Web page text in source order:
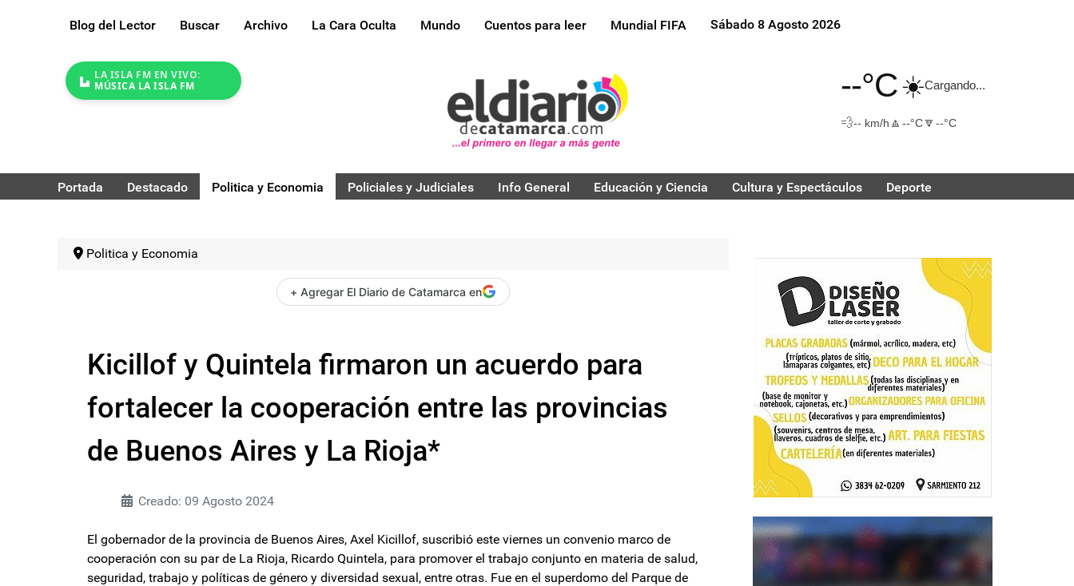
Blog del Lector Buscar Archivo La Cara Oculta Mundo Cuentos para leer Mundial FIFA Sábado 8 Agosto 2026
LA ISLA FM EN VIVO:
MÚSICA LA ISLA FM
--°C☀️Cargando...
💨-- km/h 🔼 --°C🔽 --°C
Portada Destacado Politica y Economia Policiales y Judiciales Info General Educación y Ciencia Cultura y Espectáculos Deporte
Politica y Economia
+ Agregar El Diario de Catamarca en
Kicillof y Quintela firmaron un acuerdo para
fortalecer la cooperación entre las provincias
de Buenos Aires y La Rioja*
Creado: 09 Agosto 2024
El gobernador de la provincia de Buenos Aires, Axel Kicillof, suscribió este viernes un convenio marco de
cooperación con su par de La Rioja, Ricardo Quintela, para promover el trabajo conjunto en materia de salud,
seguridad, trabajo y políticas de género y diversidad sexual, entre otras. Fue en el superdomo del Parque de